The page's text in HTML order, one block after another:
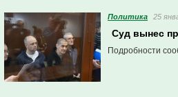
Политика 25
Суд вынес
Подробности